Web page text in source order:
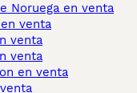
Noruega en venta
venta
venta
venta
en venta